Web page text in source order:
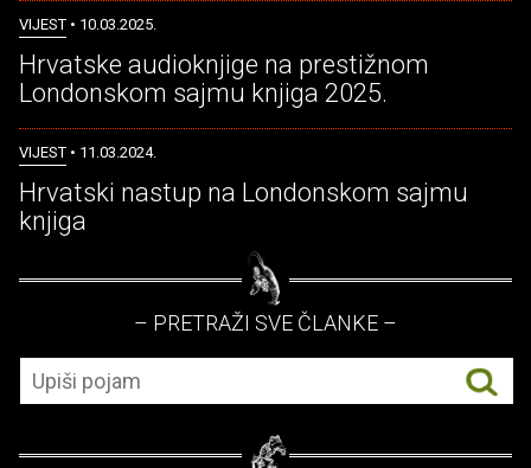
VIJEST • 10.03.2025.
Hrvatske audioknjige na prestižnom
Londonskom sajmu knjiga 2025.
VIJEST • 11.03.2024.
Hrvatski nastup na Londonskom sajmu
knjiga
– PRETRAŽI SVE ČLANKE –